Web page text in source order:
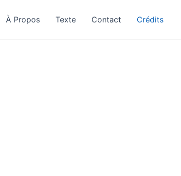
À Propos Texte Contact Crédits